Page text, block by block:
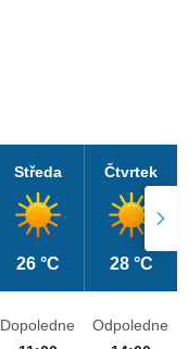
Středa
26 °C
Čtvrtek
28 °C
Dopoledne
Odpoledne